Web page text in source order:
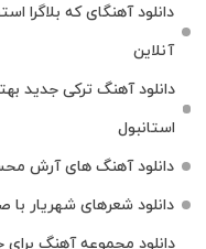
دانلود آهنگای که
آنلاین
دانلود آهنگ ترکی جدید
استانبول
دانلود آهنگ های آرش
دانلود شعرهای شهریار